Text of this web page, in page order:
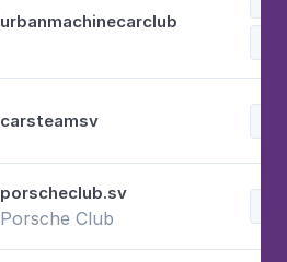
urbanmachinecarclub
carsteamsv
porscheclub.sv
Porsche Club